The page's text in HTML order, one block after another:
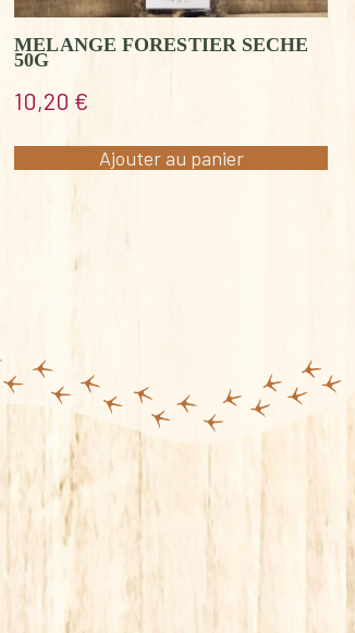
MELANGE FORESTIER SECHE
50G
10,20 €
Ajouter au panier